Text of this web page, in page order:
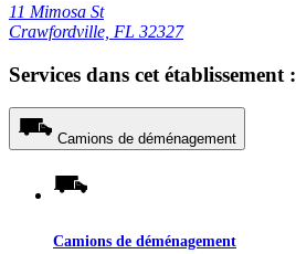
11 Mimosa St
Crawfordville, FL 32327
Services dans cet établissement :
Camions de déménagement
Camions de déménagement